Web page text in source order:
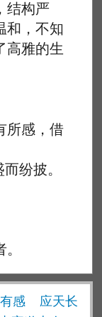
构严
和，不知
高雅的生
感，借
纷披。
感
应天长